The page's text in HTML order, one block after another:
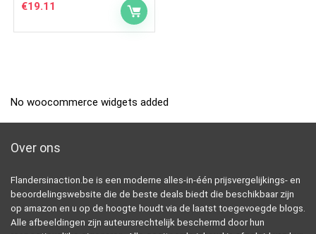
€19.11
No woocommerce widgets added
Over ons
Flandersinaction.be is een moderne alles-in-één prijsvergelijkings- en
beoordelingswebsite die de beste deals biedt die beschikbaar zijn
op amazon en u op de hoogte houdt via de laatst toegevoegde blogs.
Alle afbeeldingen zijn auteursrechtelijk beschermd door hun